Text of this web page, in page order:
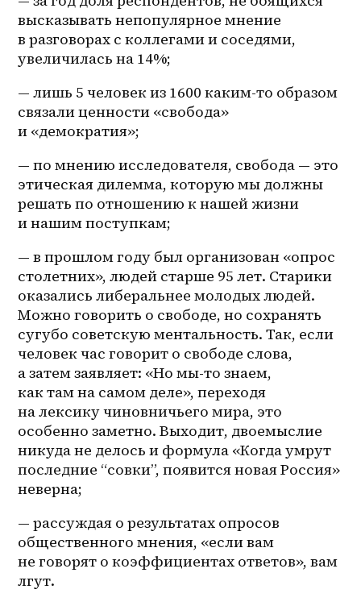
высказывать непопулярное мнение
в разговорах с коллегами и соседями,
увеличилась на 14%;
— лишь 5 человек из 1600 каким-то образом
связали ценности «свобода»
и «демократия»;
— по мнению исследователя, свобода — это
этическая дилемма, которую мы должны
решать по отношению к нашей жизни
и нашим поступкам;
— в прошлом году был организован «опрос
столетних», людей старше 95 лет. Старики
оказались либеральнее молодых людей.
Можно говорить о свободе, но сохранять
сугубо советскую ментальность. Так, если
человек час говорит о свободе слова,
а затем заявляет: «Но мы-то знаем,
как там на самом деле», переходя
на лексику чиновничьего мира, это
особенно заметно. Выходит, двоемыслие
никуда не делось и формула «Когда умрут
последние “совки”, появится новая Россия»
неверна;
— рассуждая о результатах опросов
общественного мнения, «если вам
не говорят о коэффициентах ответов», вам
лгут.